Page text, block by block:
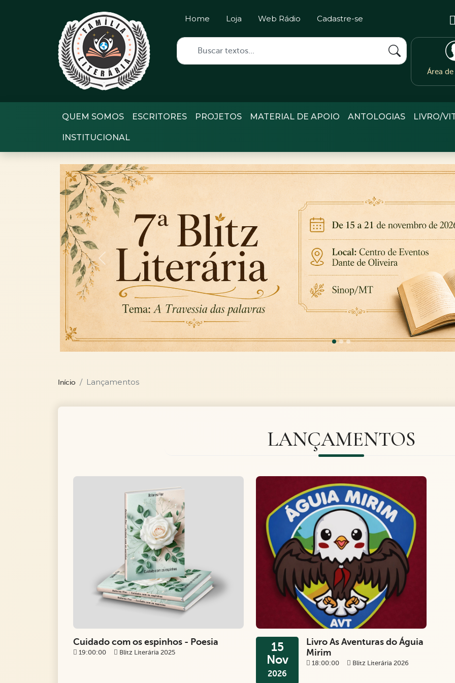
Home Loja Web Rádio Cadastre-se
Área
QUEM SOMOS ESCRITORES PROJETOS MATERIAL DE APOIO ANTOLOGIAS LIVRO/
INSTITUCIONAL
Previous
Início Lançamentos
LANÇAMENTOS
Cuidado com os espinhos - Poesia
19:00:00 Blitz Literária 2025
15
Nov
2026
Livro As Aventuras do Águia
Mirim
18:00:00 Blitz Literária 2026